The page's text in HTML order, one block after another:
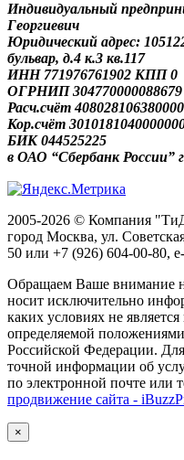
Индивидуальный
Георгиевич
Юридический адрес:
бульвар, д.4 к.3 кв.117
ИНН 771976761902 КПП 0
ОГРНИП 304770000088679
Расч.счёт
Кор.счёт
БИК 044525225
в ОАО “Сбербанк России”
2005-2026 © Компания
город Москва, ул.
50 или +7 (926) 604-00-80,
Обращаем Ваше внимание
носит исключительно
каких условиях не
определяемой
Российской Федерации.
точной информации об
по электронной почте или
продвижение сайта -
×